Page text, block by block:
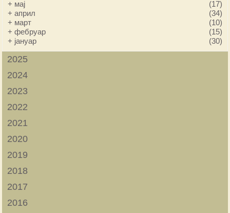
+ мај
(17)
+април
(34)
+ март
(10)
+фебруар
(15)
+ јануар (30)
2025
2024
2023
2022
2021
2020
2019
2018
2017
2016